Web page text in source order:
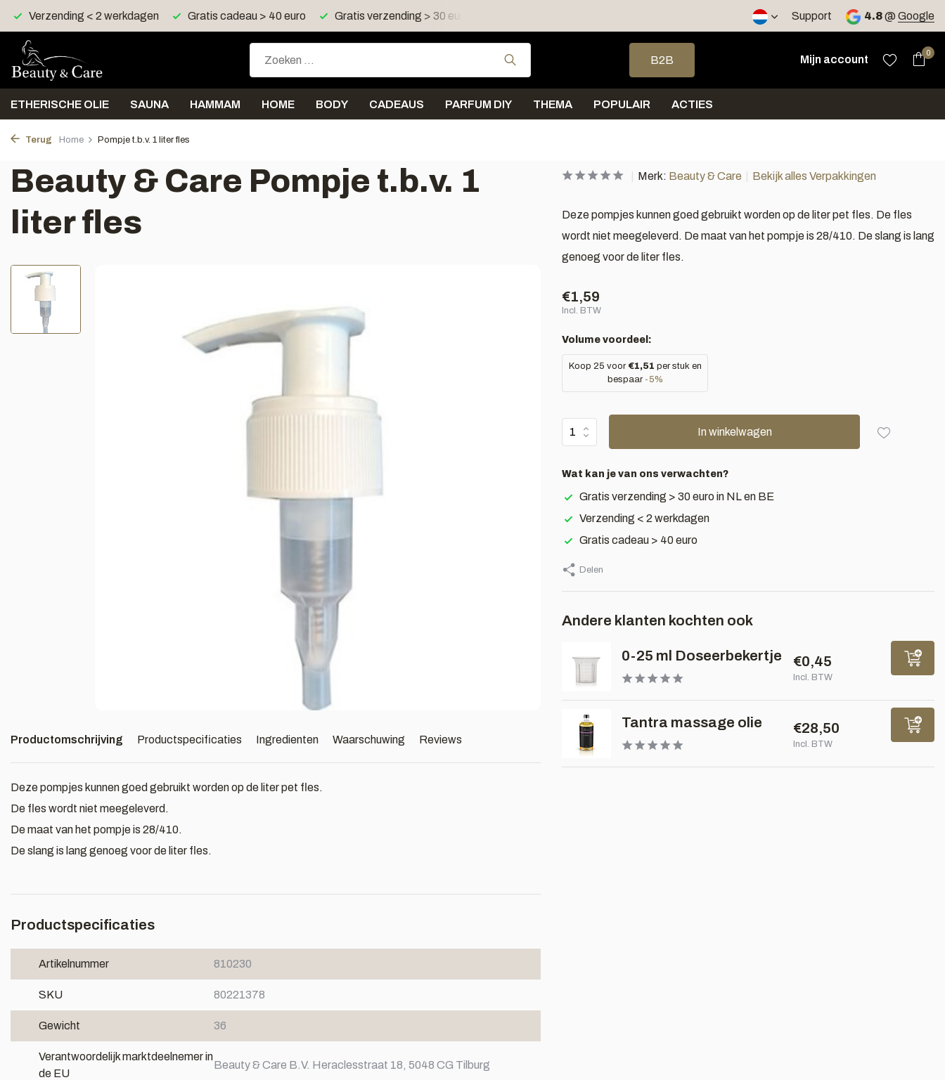
Verzending < 2 werkdagen Gratis cadeau > 40 euro Gratis verzending > 30 euro in NL en BE Support 4.8@ Google
Gebruik de pijltjes op en neer om een beschikbaar resultaat te selecteren. Druk
B2B
Mijn account
0
ETHERISCHE OLIE SAUNA HAMMAM HOME BODY CADEAUS PARFUM DIY THEMA POPULAIR ACTIES
Terug Home Pompje t.b.v. 1 liter fles
Beauty & Care Pompje t.b.v. 1
liter fles
Productomschrijving Productspecificaties Ingredienten Waarschuwing Reviews
Deze pompjes kunnen goed gebruikt worden op de liter pet fles.
De fles wordt niet meegeleverd.
De maat van het pompje is 28/410.
De slang is lang genoeg voor de liter fles.
Productspecificaties
Artikelnummer 810230
SKU 80221378
Gewicht 36
Verantwoordelijk marktdeelnemer in
de EU
Beauty & Care B.V. Heraclesstraat 18, 5048 CG Tilburg
Merk: Beauty & Care Bekijk alles Verpakkingen
Deze pompjes kunnen goed gebruikt worden op de liter pet fles. De fles
wordt niet meegeleverd. De maat van het pompje is 28/410. De slang is lang
genoeg voor de liter fles.
€1,59
Incl. BTW
Volume voordeel:
Koop 25 voor €1,51 per stuk en
bespaar -5%
In winkelwagen
Wat kan je van ons verwachten?
Gratis verzending > 30 euro in NL en BE
Verzending < 2 werkdagen
Gratis cadeau > 40 euro
Delen
Andere klanten kochten ook
0-25 ml Doseerbekertje €0,45
Incl. BTW
Tantra massage olie €28,50
Incl. BTW